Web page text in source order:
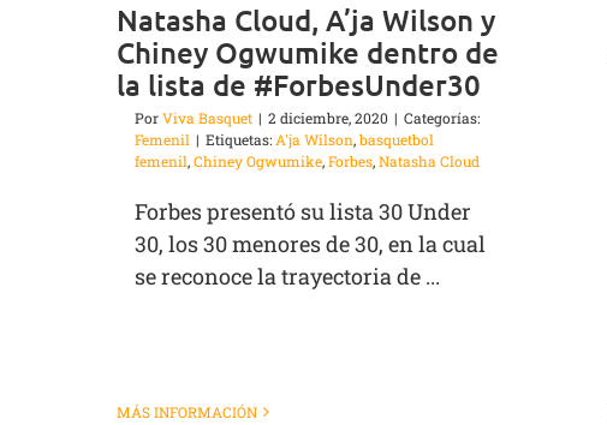
Natasha Cloud, A’ja Wilson y
Chiney Ogwumike dentro de
la lista de #ForbesUnder30
PorViva Basquet | 2 diciembre, 2020 | Categorías:
Femenil | Etiquetas:A'ja Wilson,basquetbol
femenil,Chiney Ogwumike,Forbes,Natasha Cloud
Forbes presentó su lista 30 Under
30, los 30 menores de 30, en la cual
se reconoce la trayectoria de ...
MÁS INFORMACIÓN